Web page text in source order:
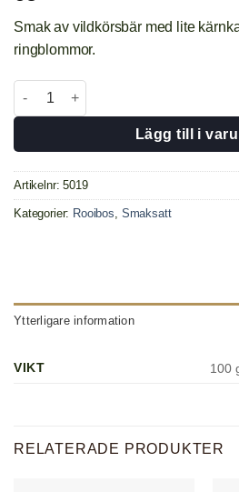
Smak av vildkörsbär med lite
ringblommor.
Vildkörsbär mängd
Lägg till i
Artikelnr:5019
Kategorier: Rooibos Smaksatt
Ytterligare information
VIKT 100
RELATERADE PRODUKTER